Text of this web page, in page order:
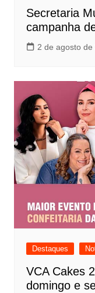
Secretaria
campanha
2 de agosto de
Destaques
VCA Cakes
domingo e